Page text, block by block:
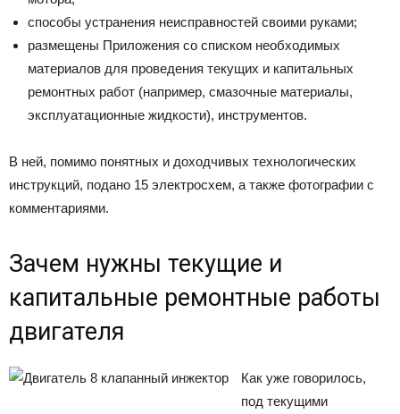
способы устранения неисправностей своими руками;
размещены Приложения со списком необходимых
материалов для проведения текущих и капитальных
ремонтных работ (например, смазочные материалы,
эксплуатационные жидкости), инструментов.
В ней, помимо понятных и доходчивых технологических
инструкций, подано 15 электросхем, а также фотографии с
комментариями.
Зачем нужны текущие и
капитальные ремонтные работы
двигателя
Как уже говорилось,
под текущими